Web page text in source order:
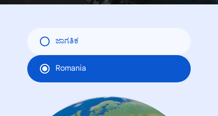
ಜಾಗತಿಕ
Romania